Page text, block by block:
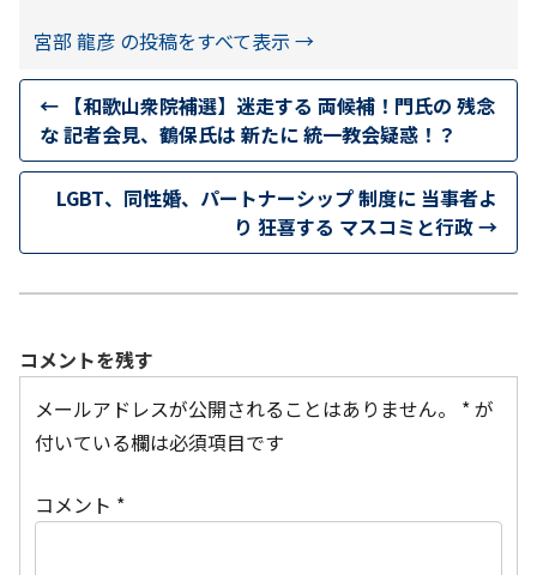
宮部 龍彦 の投稿をすべて表示 →
← 【和歌山衆院補選】迷走する 両候補！門氏の 残念
な 記者会見、鶴保氏は 新たに 統一教会疑惑！？
LGBT、同性婚、パートナーシップ 制度に 当事者よ
り 狂喜する マスコミと行政→
コメントを残す
メールアドレスが公開されることはありません。
*が
付いている欄は必須項目です
コメント *